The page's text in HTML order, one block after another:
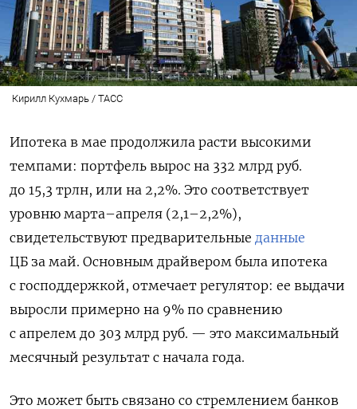
Кирилл Кухмарь / ТАСС
Ипотека в мае продолжила расти высокими
темпами: портфель вырос на 332 млрд руб.
до 15,3 трлн, или на 2,2%. Это соответствует
уровню марта–апреля (2,1–2,2%),
свидетельствуют предварительные данные
ЦБ за май. Основным драйвером была ипотека
с господдержкой, отмечает регулятор: ее выдачи
выросли примерно на 9% по сравнению
с апрелем до 303 млрд руб. — это максимальный
месячный результат с начала года.
Это может быть связано со стремлением банков